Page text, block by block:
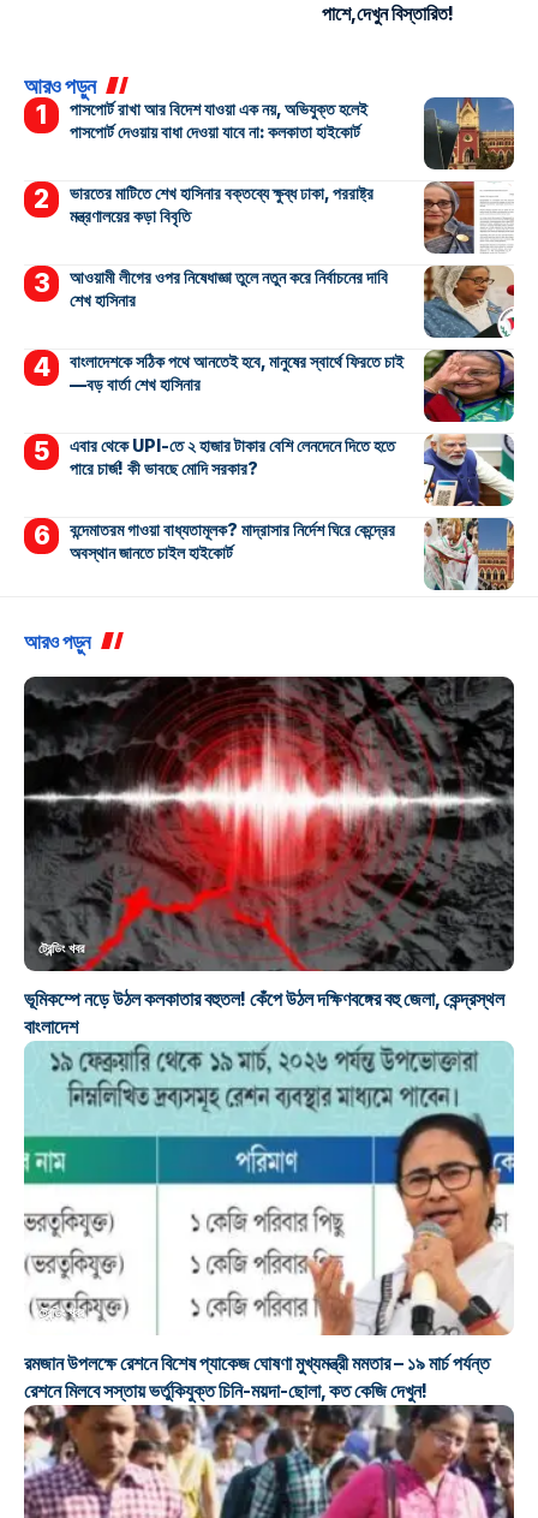
পাশে,দেখুন বিস্তারিত!
আরও পড়ুন
পাসপোর্ট রাখা আর বিদেশ যাওয়া এক নয়, অভিযুক্ত হলেই
পাসপোর্ট দেওয়ায় বাধা দেওয়া যাবে না: কলকাতা হাইকোর্ট
ভারতের মাটিতে শেখ হাসিনার বক্তব্যে ক্ষুব্ধ ঢাকা, পররাষ্ট্র
মন্ত্রণালয়ের কড়া বিবৃতি
আওয়ামী লীগের ওপর নিষেধাজ্ঞা তুলে নতুন করে নির্বাচনের দাবি
শেখ হাসিনার
বাংলাদেশকে সঠিক পথে আনতেই হবে, মানুষের স্বার্থে ফিরতে চাই
—বড় বার্তা শেখ হাসিনার
এবার থেকে UPI-তে ২ হাজার টাকার বেশি লেনদেনে দিতে হতে
পারে চার্জ! কী ভাবছে মোদি সরকার?
বন্দেমাতরম গাওয়া বাধ্যতামূলক? মাদ্রাসার নির্দেশ ঘিরে কেন্দ্রের
অবস্থান জানতে চাইল হাইকোর্ট
আরও পড়ুন
ট্রেন্ডিং খবর
ভূমিকম্পে নড়ে উঠল কলকাতার বহুতল! কেঁপে উঠল দক্ষিণবঙ্গের বহু জেলা, কেন্দ্রস্থল
বাংলাদেশ
ট্রেন্ডিং খবর
রমজান উপলক্ষে রেশনে বিশেষ প্যাকেজ ঘোষণা মুখ্যমন্ত্রী মমতার – ১৯ মার্চ পর্যন্ত
রেশনে মিলবে সস্তায় ভর্তুকিযুক্ত চিনি-ময়দা-ছোলা, কত কেজি দেখুন!